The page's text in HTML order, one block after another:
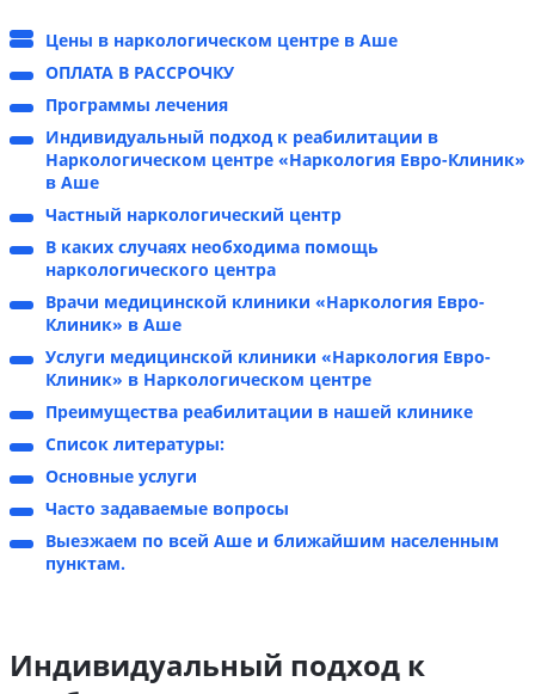
Цены в наркологическом центре в Аше
ОПЛАТА В РАССРОЧКУ
Программы лечения
Индивидуальный подход к реабилитации в
Наркологическом центре «Наркология Евро-Клиник»
в Аше
Частный наркологический центр
В каких случаях необходима помощь
наркологического центра
Врачи медицинской клиники «Наркология Евро-
Клиник» в Аше
Услуги медицинской клиники «Наркология Евро-
Клиник» в Наркологическом центре
Преимущества реабилитации в нашей клинике
Список литературы:
Основные услуги
Часто задаваемые вопросы
Выезжаем по всей Аше и ближайшим населенным
пунктам.
Индивидуальный подход к